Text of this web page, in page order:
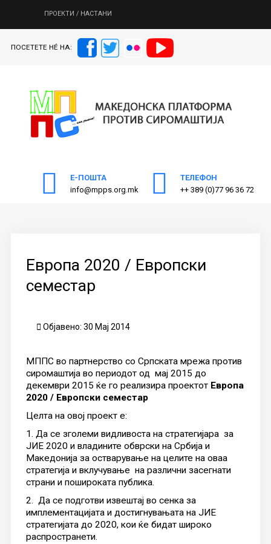
АКТИВНОСТИ
ПУБЛИКАЦИИ
ПРОЕКТИ / НАСТАНИ
ПОСЕТЕТЕ НÉ НА:
Е-ПОШТА
info@mpps.org.mk
ТЕЛЕФОН
++ 389 (0)77 96 36 72
Европа 2020 / Европски
семестар
Објавено: 30 Мај 2014
МППС во партнерство со Српската мрежа против
сиромаштија во периодот од мај 2015 до
декември 2015 ќе го реализира проектот Европа
2020 / Европски семестар
Целта на овој проект е:
1. Да се ​​зголеми видливоста на стратегијара за
ЈИЕ 2020 и владините обврски на Србија и
Македонија за остварување на целите на оваа
стратегија и вклучување на различни засегнати
страни и пошироката публика.
2. Да се подготви извештај во сенка за
имплементацијата и достигнувањата на ЈИЕ
стратегијата до 2020, кои ќе бидат широко
распространети.